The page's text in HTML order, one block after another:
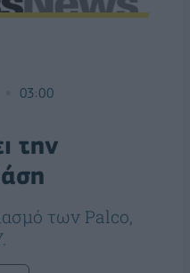
03:00
την
των Palco,